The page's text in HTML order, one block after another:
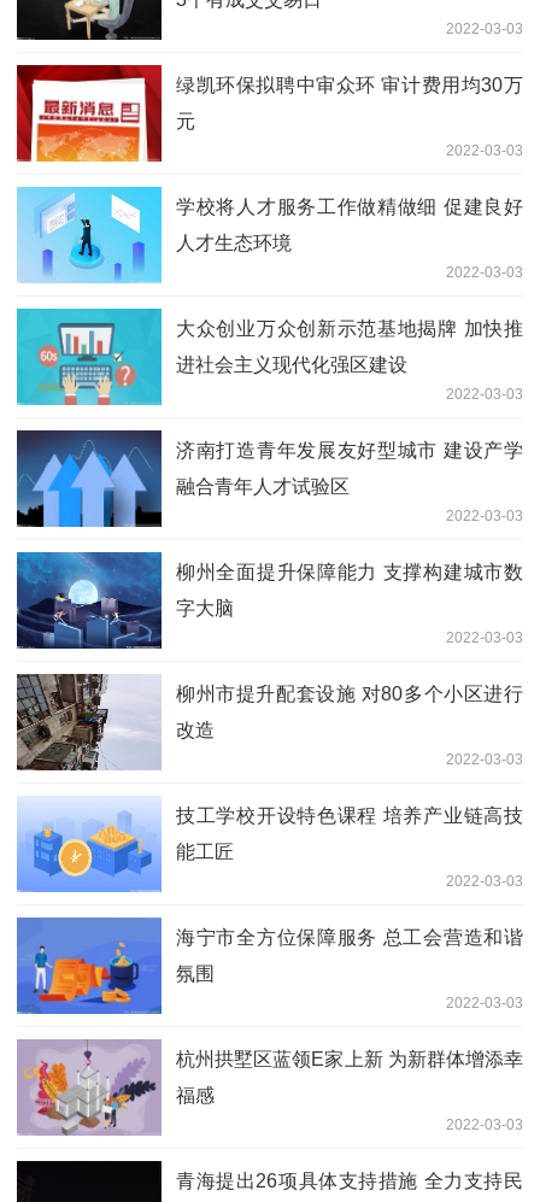
2022-03-03
绿凯环保拟聘中审众环 审计费用均30万
元
2022-03-03
学校将人才服务工作做精做细 促建良好
人才生态环境
2022-03-03
大众创业万众创新示范基地揭牌 加快推
进社会主义现代化强区建设
2022-03-03
济南打造青年发展友好型城市 建设产学
融合青年人才试验区
2022-03-03
柳州全面提升保障能力 支撑构建城市数
字大脑
2022-03-03
柳州市提升配套设施 对80多个小区进行
改造
2022-03-03
技工学校开设特色课程 培养产业链高技
能工匠
2022-03-03
海宁市全方位保障服务 总工会营造和谐
氛围
2022-03-03
杭州拱墅区蓝领E家上新 为新群体增添幸
福感
2022-03-03
青海提出26项具体支持措施 全力支持民